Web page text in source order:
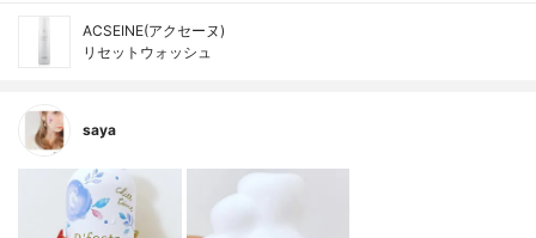
ACSEINE(アクセーヌ)
リセットウォッシュ
saya